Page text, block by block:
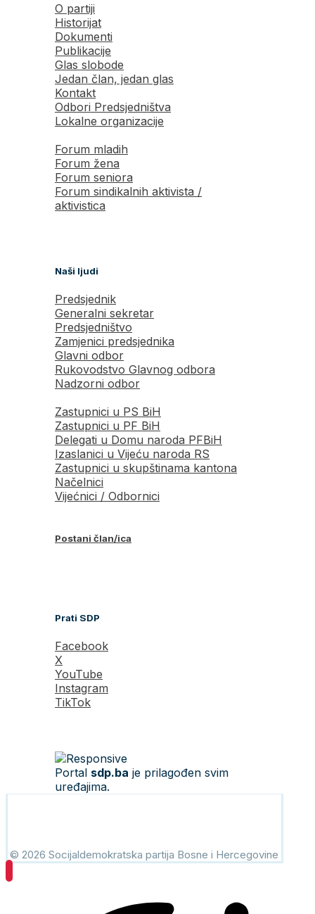
O partiji
Historijat
Dokumenti
Publikacije
Glas slobode
Jedan član, jedan glas
Kontakt
Odbori Predsjedništva
Lokalne organizacije
Forum mladih
Forum žena
Forum seniora
Forum sindikalnih aktivista /
aktivistica
Naši ljudi
Predsjednik
Generalni sekretar
Predsjedništvo
Zamjenici predsjednika
Glavni odbor
Rukovodstvo Glavnog odbora
Nadzorni odbor
Zastupnici u PS BiH
Zastupnici u PF BiH
Delegati u Domu naroda PFBiH
Izaslanici u Vijeću naroda RS
Zastupnici u skupštinama kantona
Načelnici
Vijećnici / Odbornici
Postani član/ica
Prati SDP
Facebook
X
YouTube
Instagram
TikTok
Portal sdp.ba je prilagođen svim
uređajima.
© 2026 Socijaldemokratska partija Bosne i Hercegovine